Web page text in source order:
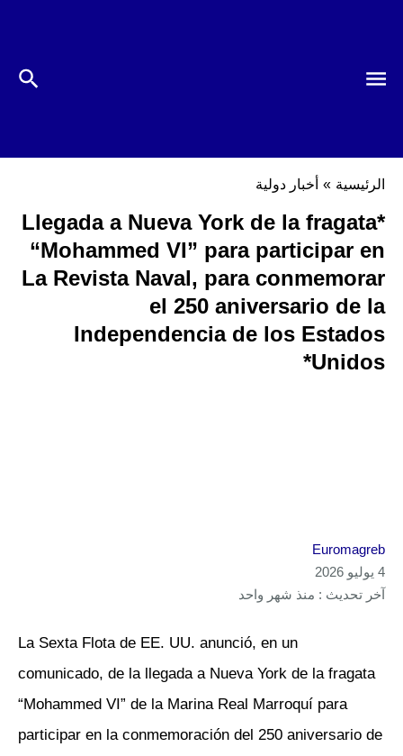
الرئيسية » أخبار دولية
*Llegada a Nueva York de la fragata
“Mohammed VI” para participar en
La Revista Naval, para conmemorar
el 250 aniversario de la
Independencia de los Estados
Unidos*
Euromagreb
4 يوليو 2026
آخر تحديث : منذ شهر واحد
La Sexta Flota de EE. UU. anunció, en un
comunicado, de la llegada a Nueva York de la fragata
“Mohammed VI” de la Marina Real Marroquí para
participar en la conmemoración del 250 aniversario de